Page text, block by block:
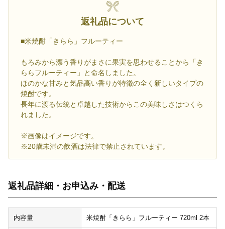
返礼品について
■米焼酎「きらら」フルーティー
もろみから漂う香りがまさに果実を思わせることから「き
ららフルーティー」と命名しました。
ほのかな甘みと気品高い香りが特徴の全く新しいタイプの
焼酎です。
長年に渡る伝統と卓越した技術からこの美味しさはつくら
れました。
※画像はイメージです。
※20歳未満の飲酒は法律で禁止されています。
返礼品詳細・お申込み・配送
内容量 米焼酎「きらら」フルーティー 720ml 2本